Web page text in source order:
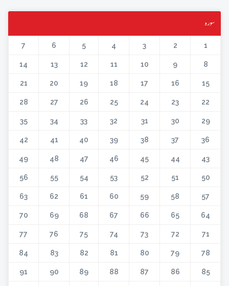
سورہ
1
2
3
4
5
6
7
8
9
10
11
12
13
14
15
16
17
18
19
20
21
22
23
24
25
26
27
28
29
30
31
32
33
34
35
36
37
38
39
40
41
42
43
44
45
46
47
48
49
50
51
52
53
54
55
56
57
58
59
60
61
62
63
64
65
66
67
68
69
70
71
72
73
74
75
76
77
78
79
80
81
82
83
84
85
86
87
88
89
90
91